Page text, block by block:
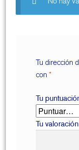
Tu dirección
con*
Tu
Tu